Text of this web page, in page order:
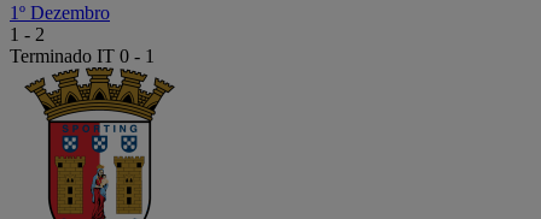
1º Dezembro
1 - 2
Terminado IT 0 - 1